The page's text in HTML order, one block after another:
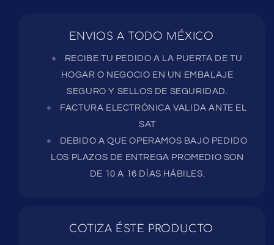
ENVIOS A TODO MÉXICO
RECIBE TU PEDIDO A LA PUERTA DE TU
HOGAR O NEGOCIO EN UN EMBALAJE
SEGURO Y SELLOS DE SEGURIDAD.
FACTURA ELECTRÓNICA VALIDA ANTE EL
SAT
DEBIDO A QUE OPERAMOS BAJO PEDIDO
LOS PLAZOS DE ENTREGA PROMEDIO SON
DE 10 A 16 DÍAS HÁBILES.
COTIZA ÉSTE PRODUCTO